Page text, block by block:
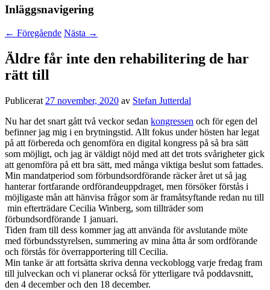
Inläggsnavigering
← Föregående Nästa →
Äldre får inte den rehabilitering de har
rätt till
Publicerat 27 november, 2020 av Stefan Jutterdal
Nu har det snart gått två veckor sedan kongressen och för egen del
befinner jag mig i en brytningstid. Allt fokus under hösten har legat
på att förbereda och genomföra en digital kongress på så bra sätt
som möjligt, och jag är väldigt nöjd med att det trots svårigheter gick
att genomföra på ett bra sätt, med många viktiga beslut som fattades.
Min mandatperiod som förbundsordförande räcker året ut så jag
hanterar fortfarande ordförandeuppdraget, men försöker förstås i
möjligaste mån att hänvisa frågor som är framåtsyftande redan nu till
min efterträdare Cecilia Winberg, som tillträder som
förbundsordförande 1 januari.
Tiden fram till dess kommer jag att använda för avslutande möte
med förbundsstyrelsen, summering av mina åtta år som ordförande
och förstås för överrapportering till Cecilia.
Min tanke är att fortsätta skriva denna veckoblogg varje fredag fram
till julveckan och vi planerar också för ytterligare två poddavsnitt,
den 4 december och den 18 december.